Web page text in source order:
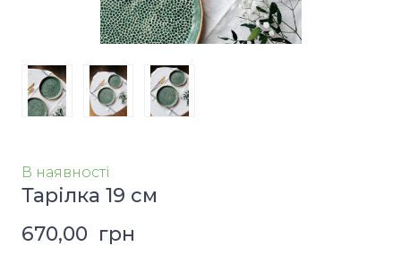
В наявності
Тарілка 19 см
670,00  грн